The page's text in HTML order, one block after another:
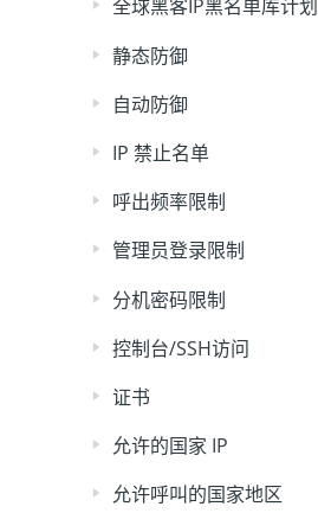
全球黑客IP黑名单库计划
静态防御
自动防御
IP 禁止名单
呼出频率限制
管理员登录限制
分机密码限制
控制台/SSH访问
证书
允许的国家 IP
允许呼叫的国家地区